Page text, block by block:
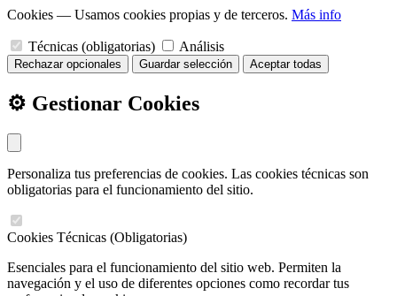
Cookies — Usamos cookies propias y de terceros. Más info
Técnicas (obligatorias) Análisis
Rechazar opcionales Guardar selección Aceptar todas
⚙️ Gestionar Cookies
Personaliza tus preferencias de cookies. Las cookies técnicas son
obligatorias para el funcionamiento del sitio.
Cookies Técnicas (Obligatorias)
Esenciales para el funcionamiento del sitio web. Permiten la
navegación y el uso de diferentes opciones como recordar tus